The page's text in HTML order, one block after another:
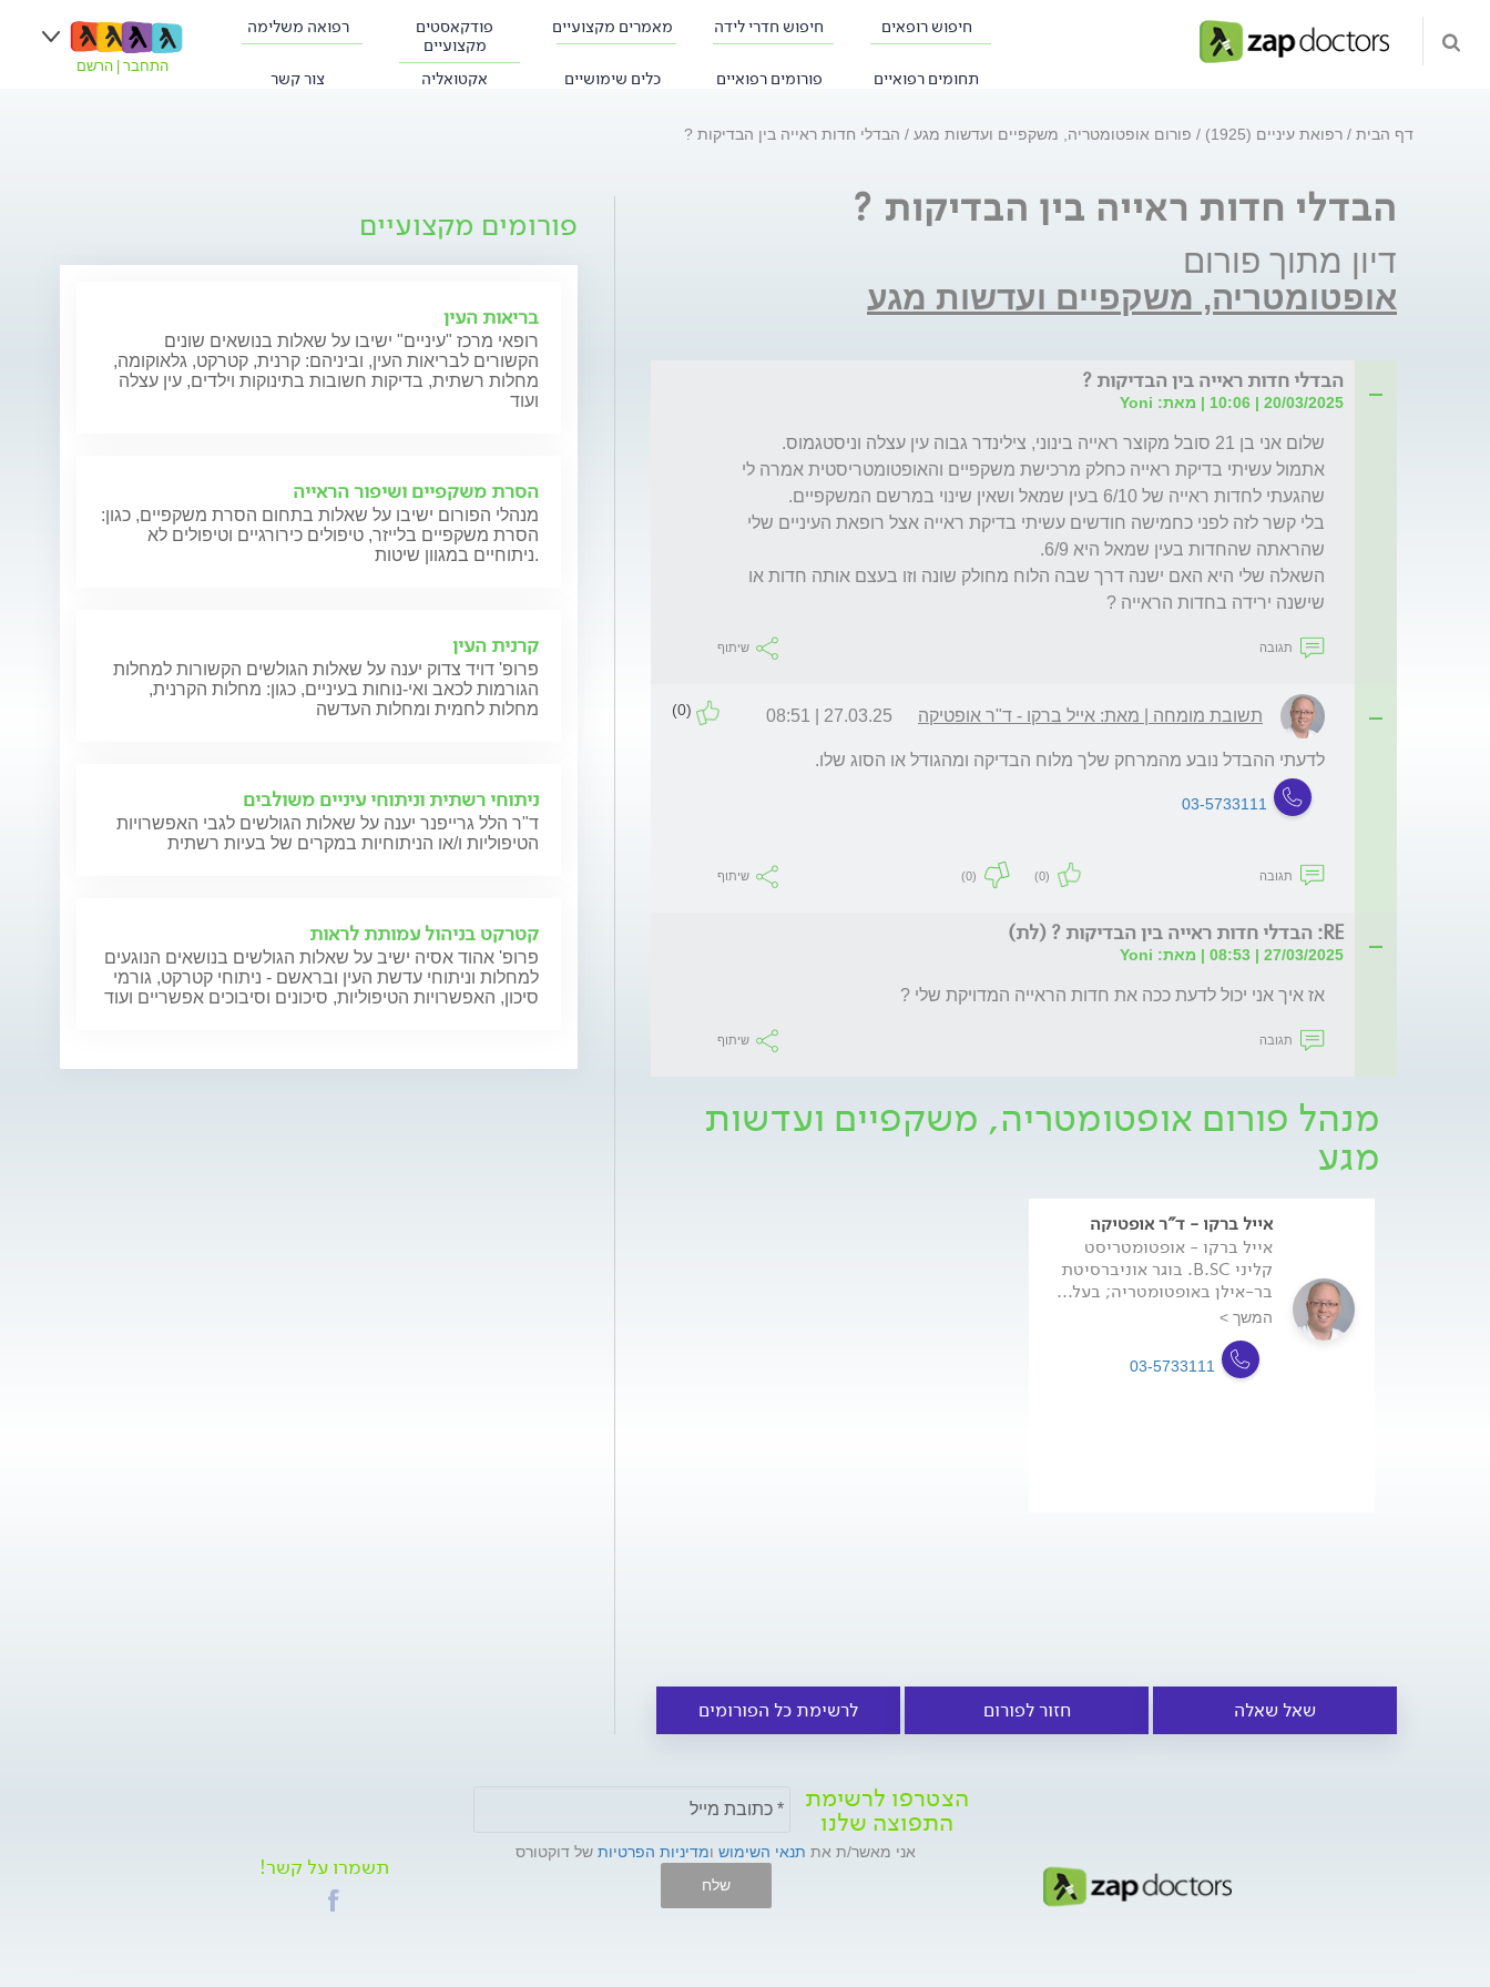
חיפוש רופאים חיפוש חדרי לידה מאמרים מקצועיים
פודקאסטים
מקצועיים
רפואה משלימה
תחומים רפואיים פורומים רפואיים כלים שימושיים אקטואליה צור קשר
התחבר הרשם
דף הבית רפואת עיניים (1925) פורום אופטומטריה, משקפיים ועדשות מגע הבדלי חדות ראייה בין הבדיקות ?
הבדלי חדות ראייה בין הבדיקות ?
דיון מתוך פורום
אופטומטריה, משקפיים ועדשות מגע
הבדלי חדות ראייה בין הבדיקות ?
20/03/2025 | 10:06 | מאת: Yoni
שישנה ירידה בחדות הראייה ?
תגובה שיתוף
תשובת מומחה | מאת: אייל ברקו - ד"ר אופטיקה 27.03.25 | 08:51
(0)
לדעתי ההבדל נובע מהמרחק שלך מלוח הבדיקה ומהגודל או הסוג שלו.
03-5733111
תגובה (0)
(0) שיתוף
RE: הבדלי חדות ראייה בין הבדיקות ? (לת)
27/03/2025 | 08:53 | מאת: Yoni
אז איך אני יכול לדעת ככה את חדות הראייה המדויקת שלי ?
תגובה שיתוף
מנהל פורום אופטומטריה, משקפיים ועדשות
מגע
אייל ברקו - ד"ר אופטיקה
אייל ברקו - אופטומטריסט
קליני B.SC. בוגר אוניברסיטת
בר-אילן באופטומטריה; בעל...
המשך >
03-5733111
שאל שאלה חזור לפורום לרשימת כל הפורומים
פורומים מקצועיים
בריאות העין
רופאי מרכז "עיניים" ישיבו על שאלות בנושאים שונים
הקשורים לבריאות העין, וביניהם: קרנית, קטרקט, גלאוקומה,
מחלות רשתית, בדיקות חשובות בתינוקות וילדים, עין עצלה
ועוד
הסרת משקפיים ושיפור הראייה
מנהלי הפורום ישיבו על שאלות בתחום הסרת משקפיים, כגון:
הסרת משקפיים בלייזר, טיפולים כירורגיים וטיפולים לא
ניתוחיים במגוון שיטות.
קרנית העין
פרופ' דויד צדוק יענה על שאלות הגולשים הקשורות למחלות
הגורמות לכאב ואי-נוחות בעיניים, כגון: מחלות הקרנית,
מחלות לחמית ומחלות העדשה
ניתוחי רשתית וניתוחי עיניים משולבים
ד"ר הלל גרייפנר יענה על שאלות הגולשים לגבי האפשרויות
הטיפוליות ו/או הניתוחיות במקרים של בעיות רשתית
קטרקט בניהול עמותת לראות
פרופ' אהוד אסיה ישיב על שאלות הגולשים בנושאים הנוגעים
למחלות וניתוחי עדשת העין ובראשם - ניתוחי קטרקט, גורמי
סיכון, האפשרויות הטיפוליות, סיכונים וסיבוכים אפשריים ועוד
הצטרפו לרשימת
התפוצה שלנו
אני מאשר/ת את תנאי השימוש ומדיניות הפרטיות של דוקטורס
שלח
תשמרו על קשר!